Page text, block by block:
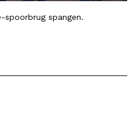
spoorbrug spangen.